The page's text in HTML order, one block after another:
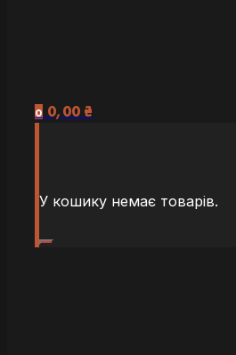
0 0,00 ₴
У кошику немає товарів.